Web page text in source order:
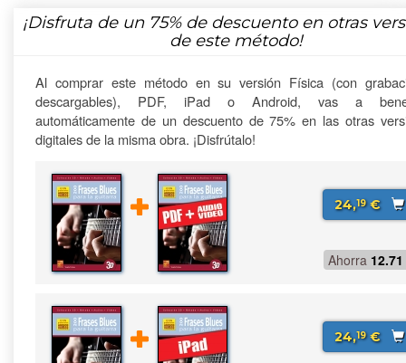
¡Disfruta de un 75%de descuento en otras
de este método!
Al comprar este método en su versión Física (con
descargables), PDF, iPad o Android, vas a
automáticamente de un descuento de 75% en las otras
digitales de la misma obra. ¡Disfrútalo!
24,19€
Ahorra 12.71
24,19€